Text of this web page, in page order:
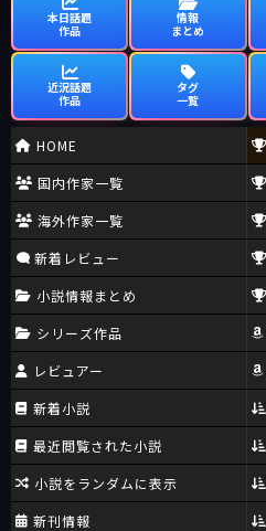
本日話題
作品
情報
まとめ
近況話題
作品
タグ
一覧
HOME
国内作家一覧
海外作家一覧
新着レビュー
小説情報まとめ
シリーズ作品
レビュアー
新着小説
最近閲覧された小説
小説をランダムに表示
新刊情報